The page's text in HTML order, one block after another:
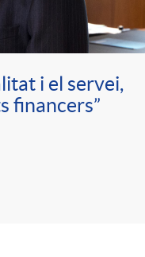
i el servei,
financers”